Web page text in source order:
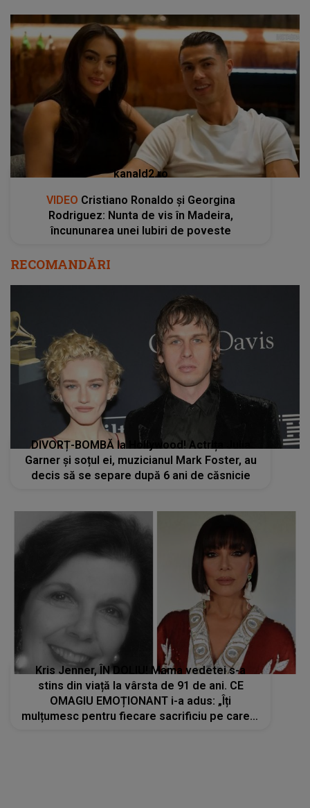
kanald2.ro
VIDEO Cristiano Ronaldo și Georgina
Rodriguez: Nunta de vis în Madeira,
încununarea unei Iubiri de poveste
RECOMANDĂRI
DIVORȚ-BOMBĂ la Hollywood! Actrița Julia
Garner și soțul ei, muzicianul Mark Foster, au
decis să se separe după 6 ani de căsnicie
Kris Jenner, ÎN DOLIU! Mama vedetei s-a
stins din viață la vârsta de 91 de ani. CE
OMAGIU EMOȚIONANT i-a adus: „Îți
mulțumesc pentru fiecare sacrificiu pe care l-